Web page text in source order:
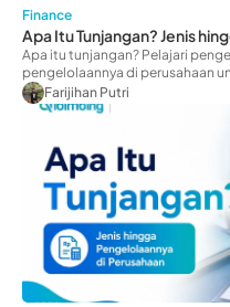
Finance
Apa Itu Tunjangan? Jenis
Apa itu tunjangan? Pelajari
pengelolaannya di perusahaan
Farijihan Putri